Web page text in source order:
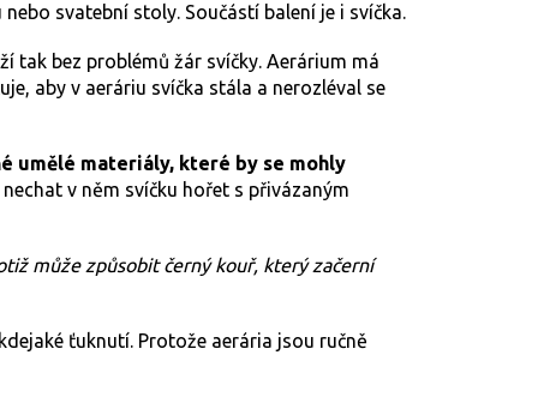
svatební stoly. Součástí balení je i svíčka.
tak bez problémů žár svíčky. Aerárium má
aby v aeráriu svíčka stála a nerozléval se
umělé materiály, které by se mohly
v něm svíčku hořet s přivázaným
může způsobit černý kouř, který začerní
ťuknutí. Protože aerária jsou ručně